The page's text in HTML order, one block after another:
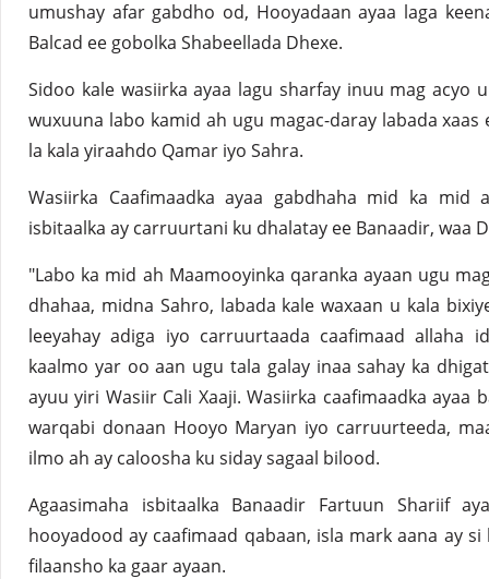
umushay afar gabdho od, Hooyadaan ayaa laga
Balcad ee gobolka Shabeellada Dhexe.
Sidoo kale wasiirka ayaa lagu sharfay inuu mag acyo
wuxuuna labo kamid ah ugu magac-daray labada xaas
la kala yiraahdo Qamar iyo Sahra.
Wasiirka Caafimaadka ayaa gabdhaha mid ka mid
isbitaalka ay carruurtani ku dhalatay ee Banaadir, waa
"Labo ka mid ah Maamooyinka qaranka ayaan ugu
dhahaa, midna Sahro, labada kale waxaan u kala
leeyahay adiga iyo carruurtaada caafimaad allaha
kaalmo yar oo aan ugu tala galay inaa sahay ka
ayuu yiri Wasiir Cali Xaaji. Wasiirka caafimaadka ayaa
warqabi donaan Hooyo Maryan iyo carruurteeda,
ilmo ah ay caloosha ku siday sagaal bilood.
Agaasimaha isbitaalka Banaadir Fartuun Shariif
hooyadood ay caafimaad qabaan, isla mark aana ay
filaansho ka gaar ayaan.